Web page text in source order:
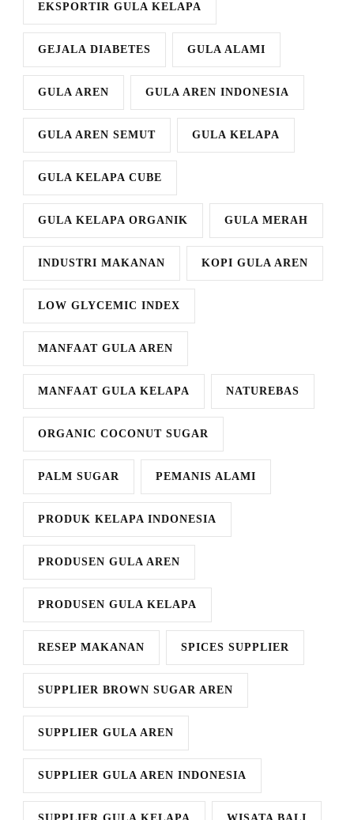
EKSPORTIR GULA KELAPA
GEJALA DIABETES GULA ALAMI
GULA AREN GULA AREN INDONESIA
GULA AREN SEMUT GULA KELAPA
GULA KELAPA CUBE
GULA KELAPA ORGANIK GULA MERAH
INDUSTRI MAKANAN KOPI GULA AREN
LOW GLYCEMIC INDEX
MANFAAT GULA AREN
MANFAAT GULA KELAPA NATUREBAS
ORGANIC COCONUT SUGAR
PALM SUGAR PEMANIS ALAMI
PRODUK KELAPA INDONESIA
PRODUSEN GULA AREN
PRODUSEN GULA KELAPA
RESEP MAKANAN SPICES SUPPLIER
SUPPLIER BROWN SUGAR AREN
SUPPLIER GULA AREN
SUPPLIER GULA AREN INDONESIA